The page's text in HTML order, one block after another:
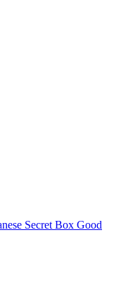
Secret Box Good